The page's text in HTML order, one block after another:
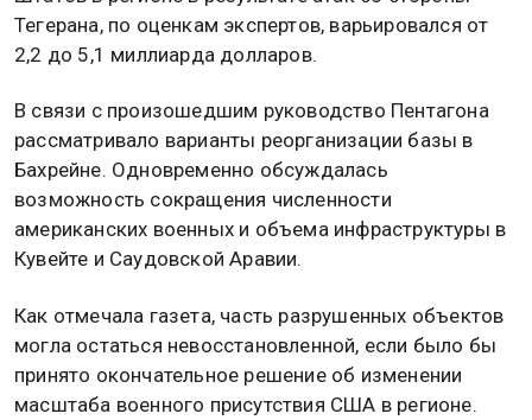
Тегерана, по оценкам экспертов, варьировался от
2,2 до 5,1 миллиарда долларов.
В связи с произошедшим руководство Пентагона
рассматривало варианты реорганизации базы в
Бахрейне. Одновременно обсуждалась
возможность сокращения численности
американских военных и объема инфраструктуры в
Кувейте и Саудовской Аравии.
Как отмечала газета, часть разрушенных объектов
могла остаться невосстановленной, если было бы
принято окончательное решение об изменении
масштаба военного присутствия США в регионе.